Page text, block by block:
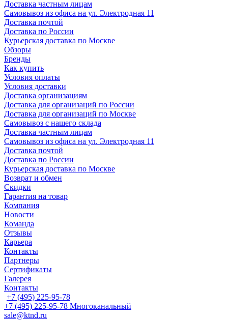
Доставка частным лицам
Самовывоз из офиса на ул. Электродная 11
Доставка почтой
Доставка по России
Курьерская доставка по Москве
Обзоры
Бренды
Как купить
Условия оплаты
Условия доставки
Доставка организациям
Доставка для организаций по России
Доставка для организаций по Москве
Самовывоз с нашего склада
Доставка частным лицам
Самовывоз из офиса на ул. Электродная 11
Доставка почтой
Доставка по России
Курьерская доставка по Москве
Возврат и обмен
Скидки
Гарантия на товар
Компания
Новости
Команда
Отзывы
Карьера
Контакты
Партнеры
Сертификаты
Галерея
Контакты
+7 (495) 225-95-78
+7 (495) 225-95-78 Многоканальный
sale@ktnd.ru